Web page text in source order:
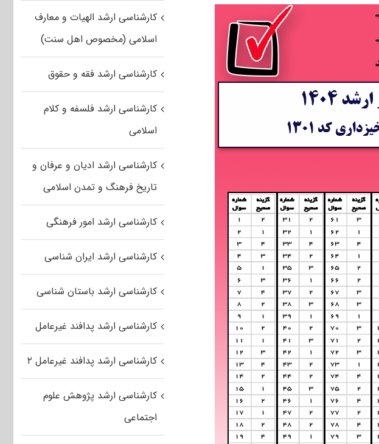
کارشناسی ارشد الهیات و معارف
اسلامی (مخصوص اهل سنت)
کارشناسی ارشد فقه و حقوق
کارشناسی ارشد فلسفه و کلام
اسلامی
کارشناسی ارشد ادیان و عرفان و
تاریخ فرهنگ و تمدن اسلامی
کارشناسی ارشد امور فرهنگی
کارشناسی ارشد ایران شناسی
کارشناسی ارشد باستان شناسی
کارشناسی ارشد پدافند غیرعامل
کارشناسی ارشد پدافند غیرعامل ۲
کارشناسی ارشد پژوهش علوم
اجتماعی